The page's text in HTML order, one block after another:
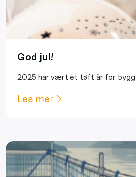
God jul!
2025 har vært et tøft år for
Les mer